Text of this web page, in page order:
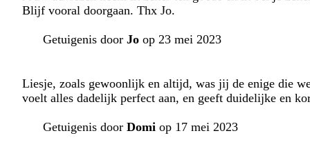
Blijf vooral doorgaan. Thx Jo.
Getuigenis door Jo op 23 mei 2023
Liesje, zoals gewoonlijk en altijd, was jij de enige die
voelt alles dadelijk perfect aan, en geeft duidelijke en
Getuigenis door Domi op 17 mei 2023